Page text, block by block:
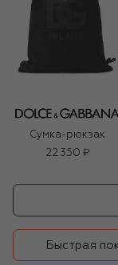
Сумка-рюкзак
22 350 ₽
Быстрая